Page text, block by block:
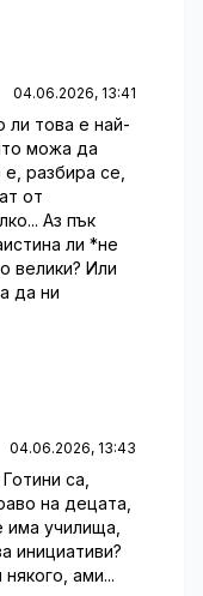
04.06.2026, 13:41
ли това е най-
можа да
разбира се,
от
Аз пък
ли *не
велики? Или
да ни
04.06.2026, 13:43
са,
на децата,
училища,
инициативи?
ами...